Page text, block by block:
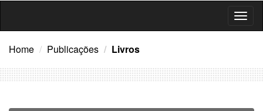
Home Publicações Livros